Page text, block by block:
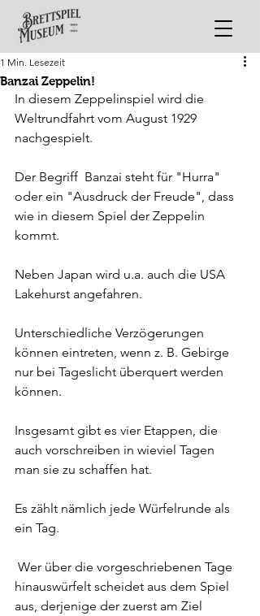
Banzai Zeppelin!
1 Min. Lesezeit
In diesem Zeppelinspiel wird die
Weltrundfahrt vom August 1929
nachgespielt.
Der Begriff  Banzai steht für "Hurra"
oder ein "Ausdruck der Freude", dass
wie in diesem Spiel der Zeppelin
kommt.
Neben Japan wird u.a. auch die USA
Lakehurst angefahren.
Unterschiedliche Verzögerungen
können eintreten, wenn z. B. Gebirge
nur bei Tageslicht überquert werden
können.
Insgesamt gibt es vier Etappen, die
auch vorschreiben in wieviel Tagen
man sie zu schaffen hat.
Es zählt nämlich jede Würfelrunde als
ein Tag.
hinauswürfelt scheidet aus dem Spiel
aus, derjenige der zuerst am Ziel